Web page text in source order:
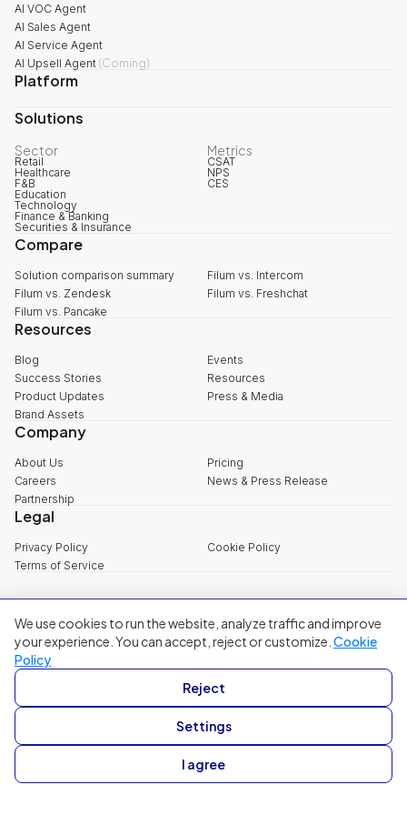
AI VOC Agent
AI Sales Agent
AI Service Agent
AI Upsell Agent (Coming)
Platform
Solutions
Sector
Retail
Healthcare
F&B
Education
Technology
Finance & Banking
Securities & Insurance
Metrics
CSAT
NPS
CES
Compare
Solution comparison summary
Filum vs. Intercom
Filum vs. Zendesk
Filum vs. Freshchat
Filum vs. Pancake
Resources
Blog
Events
Success Stories
Resources
Product Updates
Press & Media
Brand Assets
Company
About Us
Pricing
Careers
News & Press Release
Partnership
Legal
Privacy Policy
Cookie Policy
Terms of Service
explore@filum.ai
+84 888 18 1313
Head Office:3rd Floor, 65-67 B4 Street, Sala Urban Area, An Khanh
Singapore:20A Tanjong Pagar Road, Singapore
© 2024 Filum Inc. All rights reserved.
We use cookies to run the website, analyze traffic and improve
your experience. You can accept, reject or customize. Cookie
Policy
Reject
Settings
I agree